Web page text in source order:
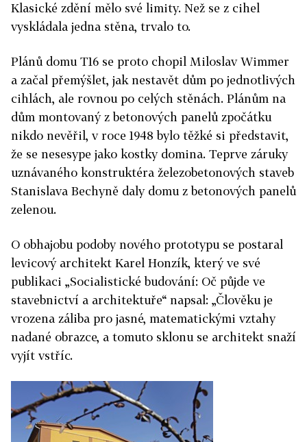
Klasické zdění mělo své limity. Než se z cihel
vyskládala jedna stěna, trvalo to.
Plánů domu T16 se proto chopil Miloslav Wimmer
a začal přemýšlet, jak nestavět dům po jednotlivých
cihlách, ale rovnou po celých stěnách. Plánům na
dům montovaný z betonových panelů zpočátku
nikdo nevěřil, v roce 1948 bylo těžké si představit,
že se nesesype jako kostky domina. Teprve záruky
uznávaného konstruktéra železobetonových staveb
Stanislava Bechyně daly domu z betonových panelů
zelenou.
O obhajobu podoby nového prototypu se postaral
levicový architekt Karel Honzík, který ve své
publikaci „Socialistické budování: Oč půjde ve
stavebnictví a architektuře“ napsal: „Člověku je
vrozena záliba pro jasné, matematickými vztahy
nadané obrazce, a tomuto sklonu se architekt snaží
vyjít vstříc.